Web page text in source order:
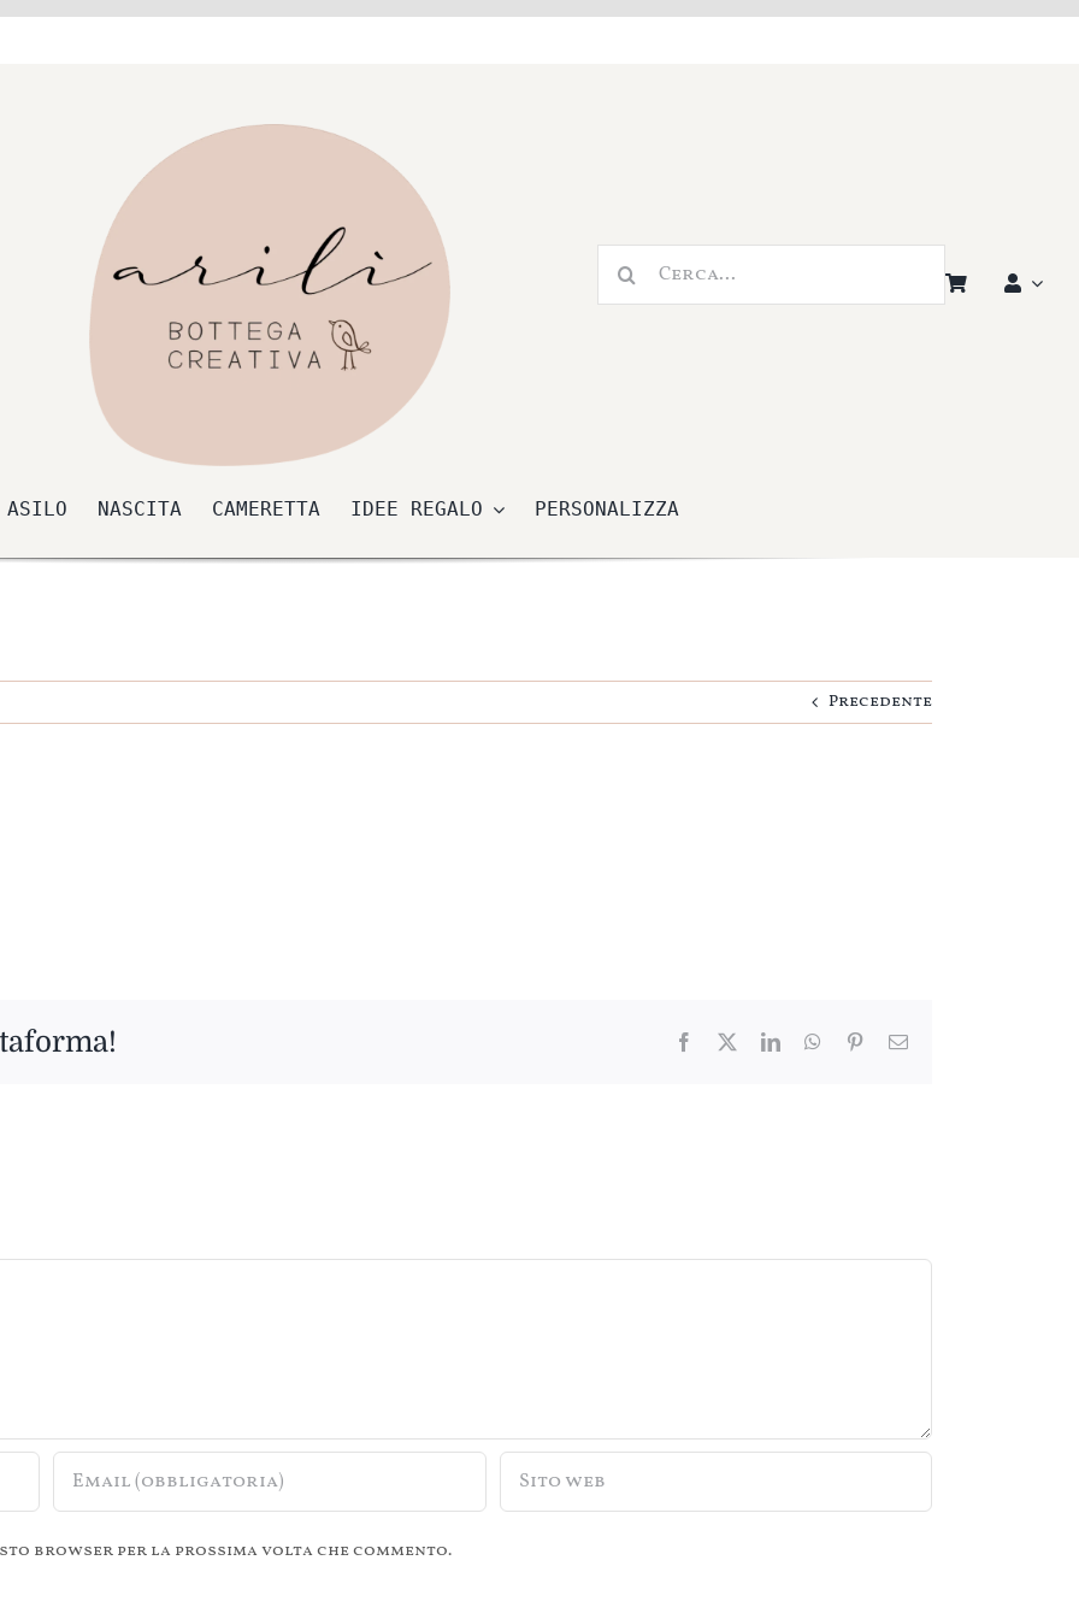
per:
ASILO NASCITA CAMERETTA IDEE REGALO PERSONALIZZA
Precedente
Facebook
TwitterLinkedInWhatsApp
PinterestEmail
browser per la prossima volta che commento.